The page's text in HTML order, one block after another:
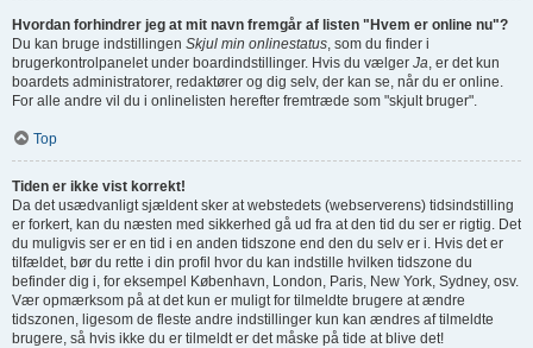
Hvordan forhindrer jeg at mit navn fremgår af listen "Hvem er online nu"?
Du kan bruge indstillingen Skjul min onlinestatus , som du finder i
brugerkontrolpanelet under boardindstillinger. Hvis du vælger Ja , er det kun
boardets administratorer, redaktører og dig selv, der kan se, når du er online.
For alle andre vil du i onlinelisten herefter fremtræde som "skjult bruger".
Top
Tiden er ikke vist korrekt!
Da det usædvanligt sjældent sker at webstedets (webserverens) tidsindstilling
er forkert, kan du næsten med sikkerhed gå ud fra at den tid du ser er rigtig. Det
du muligvis ser er en tid i en anden tidszone end den du selv er i. Hvis det er
tilfældet, bør du rette i din profil hvor du kan indstille hvilken tidszone du
befinder dig i, for eksempel København, London, Paris, New York, Sydney, osv.
Vær opmærksom på at det kun er muligt for tilmeldte brugere at ændre
tidszonen, ligesom de fleste andre indstillinger kun kan ændres af tilmeldte
brugere, så hvis ikke du er tilmeldt er det måske på tide at blive det!